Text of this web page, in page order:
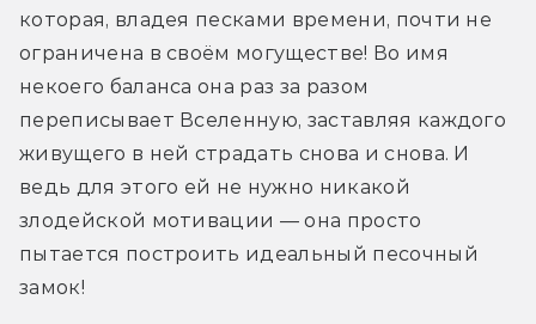
которая, владея песками времени, почти не
ограничена в своём могуществе! Во имя
некоего баланса она раз за разом
переписывает Вселенную, заставляя каждого
живущего в ней страдать снова и снова. И
ведь для этого ей не нужно никакой
злодейской мотивации — она просто
пытается построить идеальный песочный
замок!